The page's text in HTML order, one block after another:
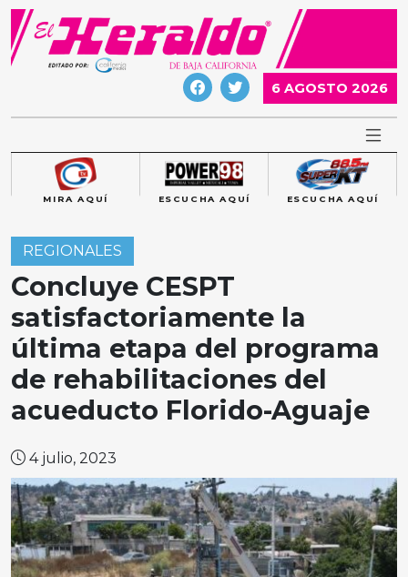
Skip
content
6 AGOSTO 2026
MIRA AQUÍ ESCUCHA AQUÍ ESCUCHA AQUÍ
REGIONALES
Concluye CESPT
satisfactoriamente la
última etapa del programa
de rehabilitaciones del
acueducto Florido-Aguaje
4 julio, 2023